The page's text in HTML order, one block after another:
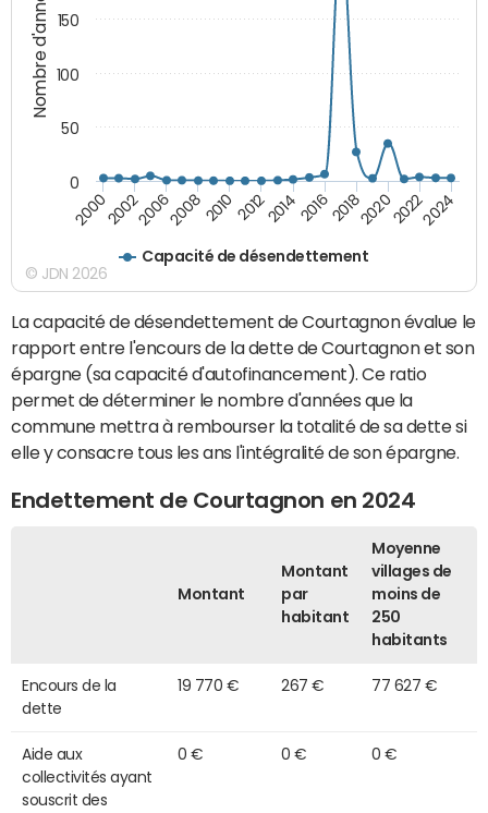
Nombre d'années
Capacité de désendettement
20002002200620082010 2012201420162018202020222024
0
50
100
150
© JDN 2026
La capacité de désendettement de Courtagnon évalue le
rapport entre l'encours de la dette de Courtagnon et son
épargne (sa capacité d'autofinancement). Ce ratio
permet de déterminer le nombre d'années que la
commune mettra à rembourser la totalité de sa dette si
elle y consacre tous les ans l'intégralité de son épargne.
Endettement de Courtagnon en 2024
Montant
Montant
par
habitant
Moyenne
villages de
moins de
250
habitants
Encours de la
dette
19 770 € 267 € 77 627 €
Aide aux
collectivités ayant
souscrit des
0 € 0 € 0 €